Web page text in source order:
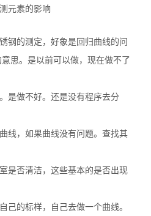
元素的影响
钢的测定，好象是回归曲线的问
思。是以前可以做，现在做不了
是做不好。还是没有程序去分
线，如果曲线没有问题。查找其
是否清洁，这些基本的是否出现
己的标样，自己去做一个曲线。